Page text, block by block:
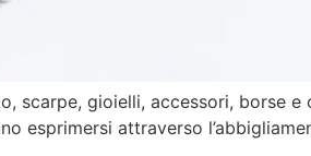
scarpe, gioielli, accessori, borse e
esprimersi attraverso